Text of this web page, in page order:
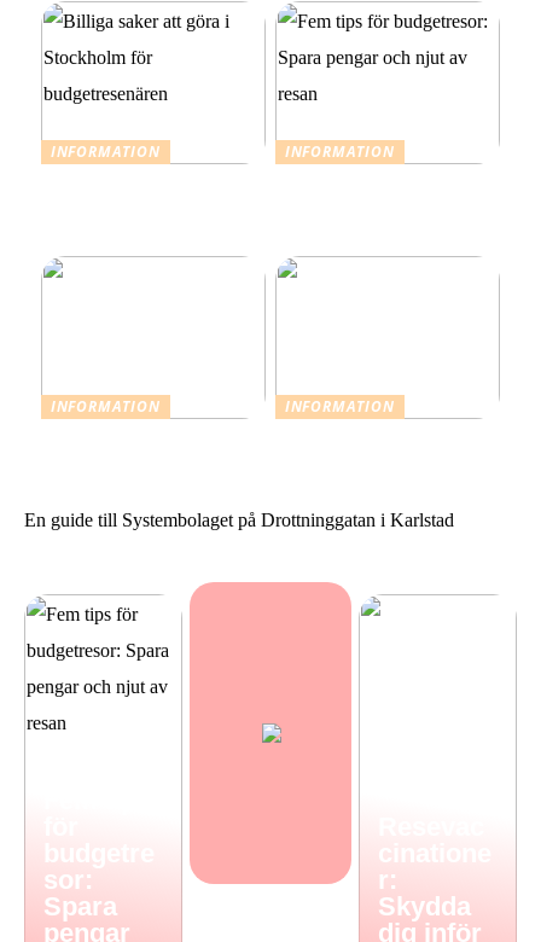
INFORMATION
INFORMATION
INFORMATION
INFORMATION
En guide till Systembolaget på Drottninggatan i Karlstad
budgetre
sor:
Spara
pengar
cinatione
r:
Skydda
dig inför